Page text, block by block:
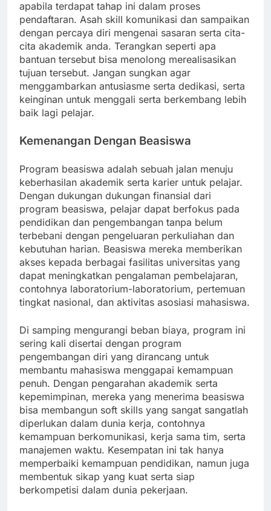
apabila terdapat tahap ini dalam proses
pendaftaran. Asah skill komunikasi dan sampaikan
dengan percaya diri mengenai sasaran serta cita-
cita akademik anda. Terangkan seperti apa
bantuan tersebut bisa menolong merealisasikan
tujuan tersebut. Jangan sungkan agar
menggambarkan antusiasme serta dedikasi, serta
keinginan untuk menggali serta berkembang lebih
baik lagi pelajar.
Kemenangan Dengan Beasiswa
Program beasiswa adalah sebuah jalan menuju
keberhasilan akademik serta karier untuk pelajar.
Dengan dukungan dukungan finansial dari
program beasiswa, pelajar dapat berfokus pada
pendidikan dan pengembangan tanpa belum
terbebani dengan pengeluaran perkuliahan dan
kebutuhan harian. Beasiswa mereka memberikan
akses kepada berbagai fasilitas universitas yang
dapat meningkatkan pengalaman pembelajaran,
contohnya laboratorium-laboratorium, pertemuan
tingkat nasional, dan aktivitas asosiasi mahasiswa.
Di samping mengurangi beban biaya, program ini
sering kali disertai dengan program
pengembangan diri yang dirancang untuk
membantu mahasiswa menggapai kemampuan
penuh. Dengan pengarahan akademik serta
kepemimpinan, mereka yang menerima beasiswa
bisa membangun soft skills yang sangat sangatlah
diperlukan dalam dunia kerja, contohnya
kemampuan berkomunikasi, kerja sama tim, serta
manajemen waktu. Kesempatan ini tak hanya
memperbaiki kemampuan pendidikan, namun juga
membentuk sikap yang kuat serta siap
berkompetisi dalam dunia pekerjaan.